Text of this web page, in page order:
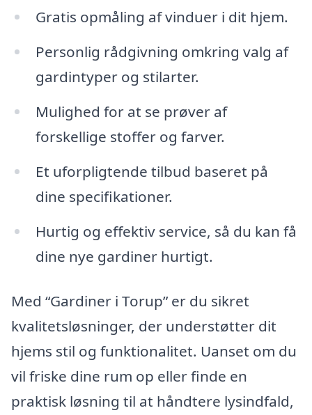
Gratis opmåling af vinduer i dit hjem.
Personlig rådgivning omkring valg af
gardintyper og stilarter.
Mulighed for at se prøver af
forskellige stoffer og farver.
Et uforpligtende tilbud baseret på
dine specifikationer.
Hurtig og effektiv service, så du kan få
dine nye gardiner hurtigt.
Med “Gardiner i Torup” er du sikret
kvalitetsløsninger, der understøtter dit
hjems stil og funktionalitet. Uanset om du
vil friske dine rum op eller finde en
praktisk løsning til at håndtere lysindfald,